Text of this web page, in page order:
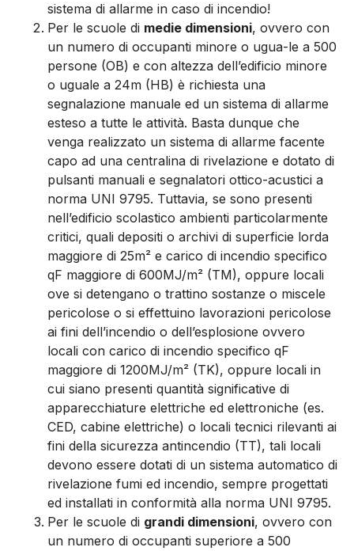
sistema di allarme in caso di incendio!
Per le scuole di medie dimensioni, ovvero con
un numero di occupanti minore o ugua-le a 500
persone (OB) e con altezza dell’edificio minore
o uguale a 24m (HB) è richiesta una
segnalazione manuale ed un sistema di allarme
esteso a tutte le attività. Basta dunque che
venga realizzato un sistema di allarme facente
capo ad una centralina di rivelazione e dotato di
pulsanti manuali e segnalatori ottico-acustici a
norma UNI 9795. Tuttavia, se sono presenti
nell’edificio scolastico ambienti particolarmente
critici, quali depositi o archivi di superficie lorda
maggiore di 25m² e carico di incendio specifico
qF maggiore di 600MJ/m² (TM), oppure locali
ove si detengano o trattino sostanze o miscele
pericolose o si effettuino lavorazioni pericolose
ai fini dell’incendio o dell’esplosione ovvero
locali con carico di incendio specifico qF
maggiore di 1200MJ/m² (TK), oppure locali in
cui siano presenti quantità significative di
apparecchiature elettriche ed elettroniche (es.
CED, cabine elettriche) o locali tecnici rilevanti ai
fini della sicurezza antincendio (TT), tali locali
devono essere dotati di un sistema automatico di
rivelazione fumi ed incendio, sempre progettati
ed installati in conformità alla norma UNI 9795.
Per le scuole di grandi dimensioni, ovvero con
un numero di occupanti superiore a 500